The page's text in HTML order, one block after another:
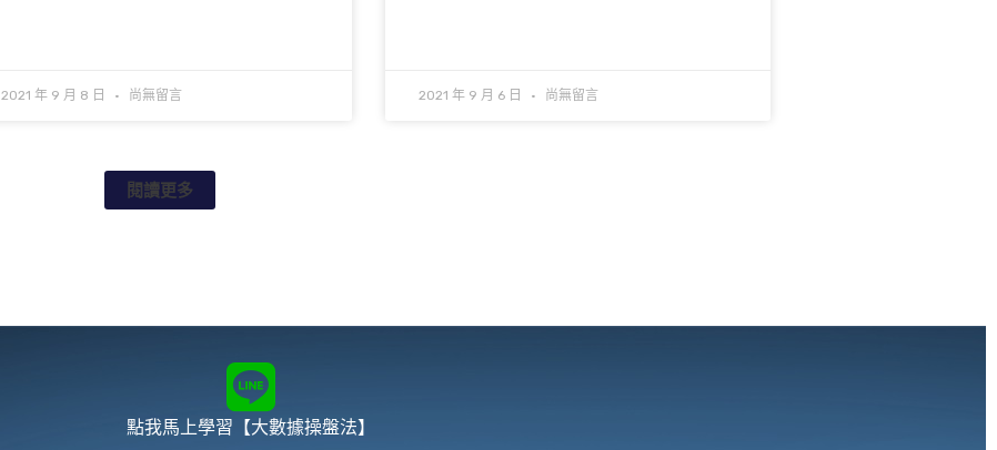
2021 年 9 月 8 日 尚無留言 2021 年 9 月 6 日 尚無留言
閱讀更多
點我馬上學習【大數據操盤法】